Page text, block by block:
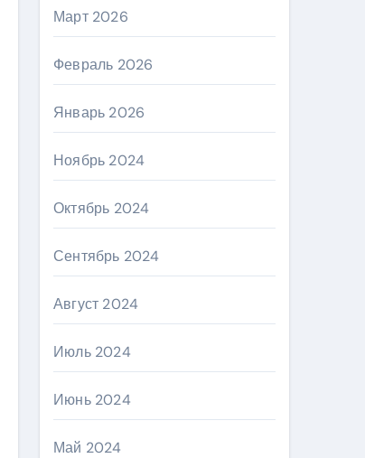
Март 2026
Февраль 2026
Январь 2026
Ноябрь 2024
Октябрь 2024
Сентябрь 2024
Август 2024
Июль 2024
Июнь 2024
Май 2024